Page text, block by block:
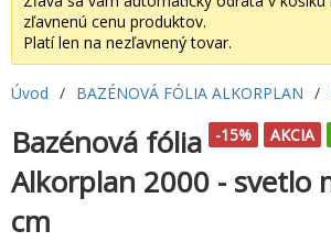
zľavnenú cenu produktov.
Platí len na nezľavnený tovar.
Úvod / BAZÉNOVÁ FÓLIA ALKORPLAN /
AKCIA
-15%
Bazénová fólia
Alkorplan 2000 - svetlo
cm